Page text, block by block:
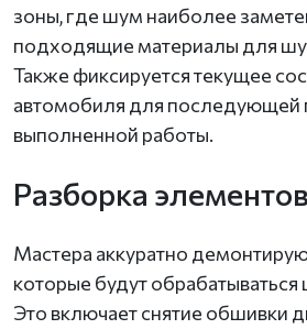
зоны, где шум наиболее
подходящие материалы для
Также фиксируется текущее
автомобиля для последующей
выполненной работы.
Разборка элементов
Мастера аккуратно
которые будут
Это включает снятие обшивки